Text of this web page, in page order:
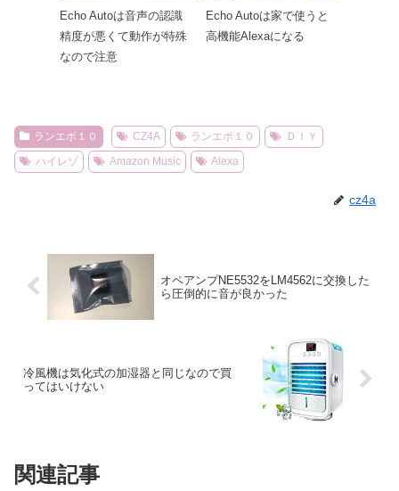
Echo Autoは音声の認識
精度が悪くて動作が特殊
なので注意
Echo Autoは家で使うと
高機能Alexaになる
ランエボ１０ CZ4A ランエボ１０
ＤＩＹ
ハイレゾ
Amazon Music Alexa
cz4a
オペアンプNE5532をLM4562に交換した
ら圧倒的に音が良かった
冷風機は気化式の加湿器と同じなので買
ってはいけない
関連記事